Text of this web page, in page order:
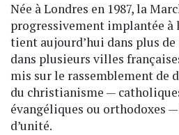
Née à Londres en 1987, la
progressivement implantée à
tient aujourd’hui dans plus de
dans plusieurs villes
mis sur le rassemblement de
du christianisme —
évangéliques ou orthodoxes —
d’unité.